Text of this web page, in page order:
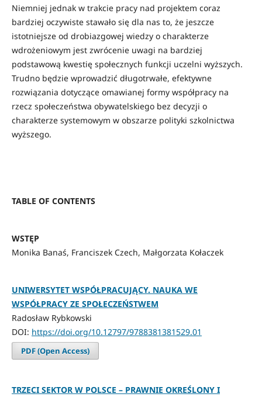
Niemniej jednak w trakcie pracy nad projektem coraz
bardziej oczywiste stawało się dla nas to, że jeszcze
istotniejsze od drobiazgowej wiedzy o charakterze
wdrożeniowym jest zwrócenie uwagi na bardziej
podstawową kwestię społecznych funkcji uczelni wyższych.
Trudno będzie wprowadzić długotrwałe, efektywne
rozwiązania dotyczące omawianej formy współpracy na
rzecz społeczeństwa obywatelskiego bez decyzji o
charakterze systemowym w obszarze polityki szkolnictwa
wyższego.
TABLE OF CONTENTS
WSTĘP
Monika Banaś, Franciszek Czech, Małgorzata Kołaczek
UNIWERSYTET WSPÓŁPRACUJĄCY. NAUKA WE
WSPÓŁPRACY ZE SPOŁECZEŃSTWEM
Radosław Rybkowski
DOI: https://doi.org/10.12797/9788381381529.01
PDF (Open Access)
TRZECI SEKTOR W POLSCE – PRAWNIE OKREŚLONY I